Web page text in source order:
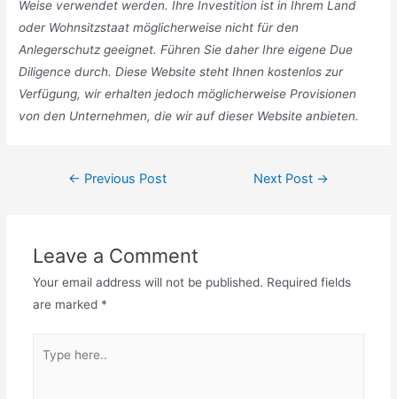
Weise verwendet werden. Ihre Investition ist in Ihrem Land
oder Wohnsitzstaat möglicherweise nicht für den
Anlegerschutz geeignet. Führen Sie daher Ihre eigene Due
Diligence durch. Diese Website steht Ihnen kostenlos zur
Verfügung, wir erhalten jedoch möglicherweise Provisionen
von den Unternehmen, die wir auf dieser Website anbieten.
Post← Previous Post Next Post →
Leave a Comment
Your email address will not be published. Required fields
are marked *
here..